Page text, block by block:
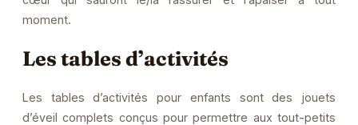
moment.
Les tables d’activités
Les tables d’activités pour enfants sont des jouets
d’éveil complets conçus pour permettre aux tout-petits